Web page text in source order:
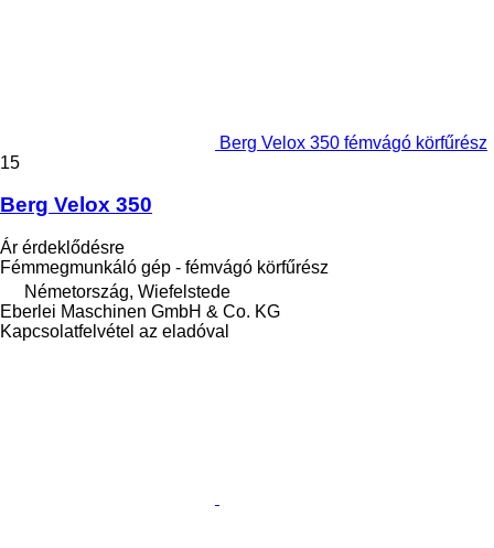
Berg Velox 350 fémvágó körfűrész
15
Berg Velox 350
Ár érdeklődésre
Fémmegmunkáló gép - fémvágó körfűrész
Németország, Wiefelstede
Eberlei Maschinen GmbH & Co. KG
Kapcsolatfelvétel az eladóval